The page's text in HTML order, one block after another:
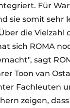
Für
sie somit sehr
die Vielzahl
sich ROMA
sagt
Toon van
Fachleuten
zeigen,